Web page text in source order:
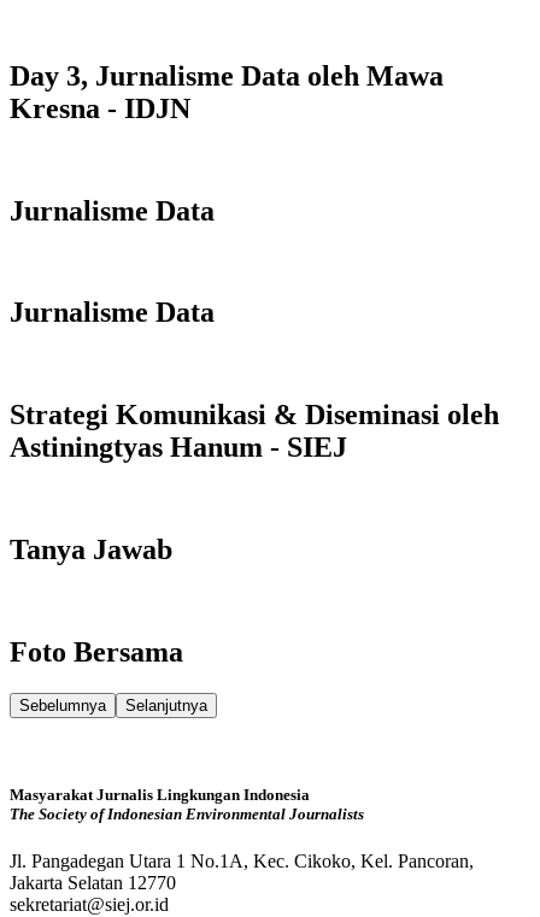
Day 3, Jurnalisme Data oleh Mawa
Kresna - IDJN
Jurnalisme Data
Jurnalisme Data
Strategi Komunikasi & Diseminasi oleh
Astiningtyas Hanum - SIEJ
Tanya Jawab
Foto Bersama
Sebelumnya Selanjutnya
Masyarakat Jurnalis Lingkungan Indonesia
The Society of Indonesian Environmental Journalists
Jl. Pangadegan Utara 1 No.1A, Kec. Cikoko, Kel. Pancoran,
Jakarta Selatan 12770
sekretariat@siej.or.id